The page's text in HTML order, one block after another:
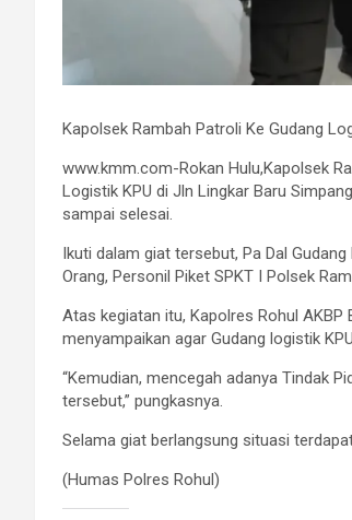
Kapolsek Rambah Patroli Ke Gudang
www.kmm.com-Rokan Hulu,Kapolsek
Logistik KPU di Jln Lingkar Baru
sampai selesai.
Ikuti dalam giat tersebut, Pa Dal
Orang, Personil Piket SPKT I Polsek
Atas kegiatan itu, Kapolres Rohul
menyampaikan agar Gudang logistik
“Kemudian, mencegah adanya Tindak
tersebut,” pungkasnya.
Selama giat berlangsung situasi
(Humas Polres Rohul)